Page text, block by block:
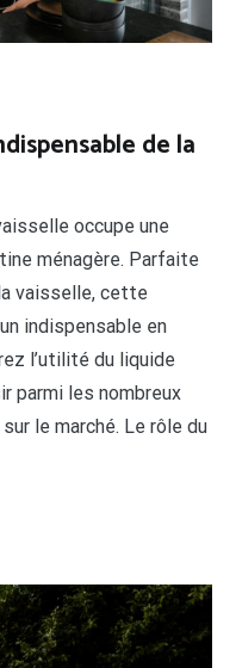
de la
occupe une
ménagère. Parfaite
vaisselle, cette
indispensable en
l’utilité du liquide
parmi les nombreux
le marché. Le rôle du